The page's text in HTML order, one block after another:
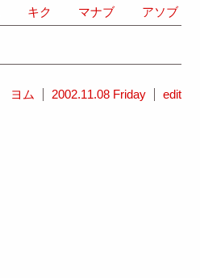
キク マナブ アソブ
ヨム 2002.11.08 Friday edit